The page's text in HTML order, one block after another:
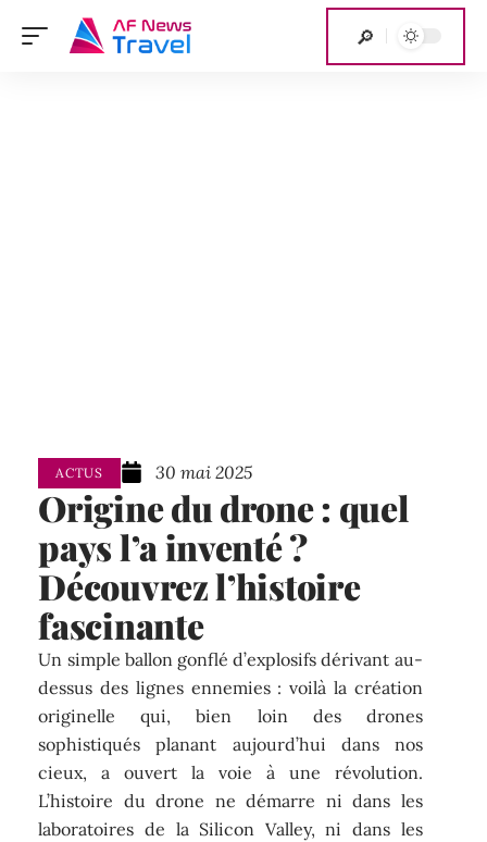
ACTUS 30 mai 2025
Origine du drone : quel
pays l’a inventé ?
Découvrez l’histoire
fascinante
Un simple ballon gonflé d’explosifs dérivant au-
dessus des lignes ennemies : voilà la création
originelle qui, bien loin des drones
sophistiqués planant aujourd’hui dans nos
cieux, a ouvert la voie à une révolution.
L’histoire du drone ne démarre ni dans les
laboratoires de la Silicon Valley, ni dans les